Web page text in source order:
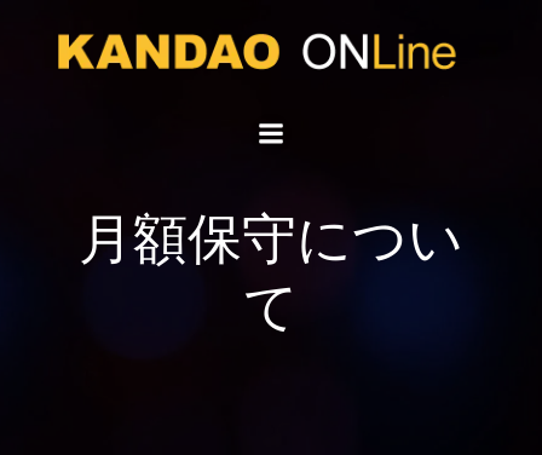
ン
テ
ツ
キ
ッ
月額保守につい
て